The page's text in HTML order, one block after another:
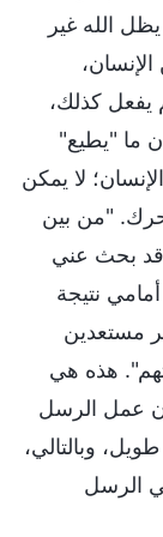
الله غير
يفعل كذلك،
ما "يطيع"
لا يمكن
"من بين
قد بحث عني
نتيجة
مستعدين
هذه هي
عمل الرسل
وبالتالي،
الرسل